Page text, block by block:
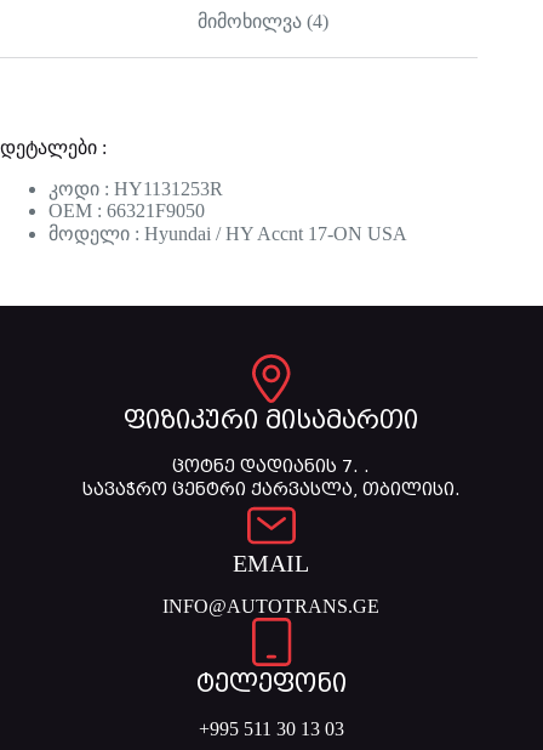
მიმოხილვა (4)
დეტალები :
კოდი : HY1131253R
OEM : 66321F9050
მოდელი : Hyundai / HY Accnt 17-ON USA
ფიზიკური მისამართი
ცოტნე დადიანის 7. .
სავაჭრო ცენტრი ქარვასლა, თბილისი.
EMAIL
INFO@AUTOTRANS.GE
ტელეფონი
+995 511 30 13 03